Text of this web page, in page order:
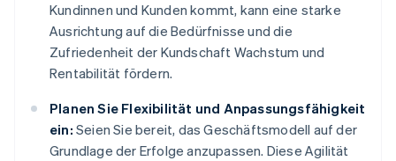
Kundinnen und Kunden kommt, kann eine starke
Ausrichtung auf die Bedürfnisse und die
Zufriedenheit der Kundschaft Wachstum und
Rentabilität fördern.
Planen Sie Flexibilität und Anpassungsfähigkeit
ein: Seien Sie bereit, das Geschäftsmodell auf der
Grundlage der Erfolge anzupassen. Diese Agilität